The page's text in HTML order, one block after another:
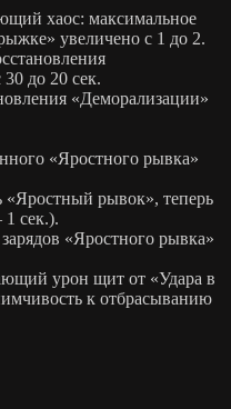
хаос: максимальное
увеличено с 1 до 2.
до 20 сек.
«Деморализации»
«Яростного рывка»
«Яростный рывок», теперь
1 сек.).
«Яростного рывка»
урон щит от «Удара в
к отбрасыванию